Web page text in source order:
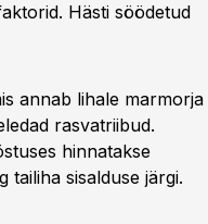
Hästi söödetud
annab lihale marmorja
rasvatriibud.
hinnatakse
tailiha sisalduse järgi.